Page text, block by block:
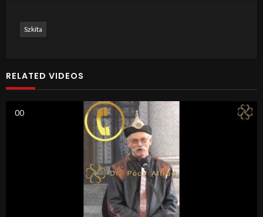
Szkíta
RELATED VIDEOS
00